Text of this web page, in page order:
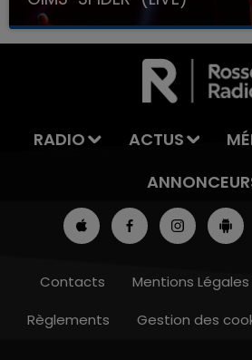
RADIO ACTUS
Contacts Mentions Légales
Règlements
Gestion des